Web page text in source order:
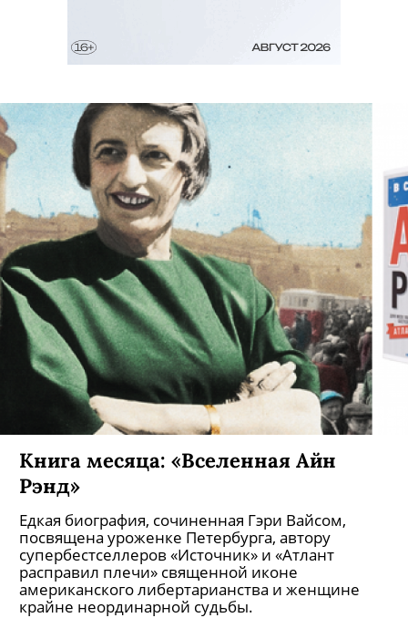
Книга месяца: «Вселенная Айн
Рэнд»
Едкая биография, сочиненная Гэри Вайсом,
посвящена уроженке Петербурга, автору
супербестселлеров «Источник» и «Атлант
расправил плечи» священной иконе
американского либертарианства и женщине
крайне неординарной судьбы.